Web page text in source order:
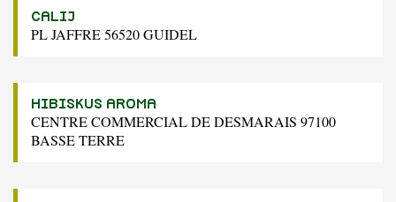
CALIJ
PL JAFFRE 56520 GUIDEL
HIBISKUS AROMA
CENTRE COMMERCIAL DE DESMARAIS 97100
BASSE TERRE